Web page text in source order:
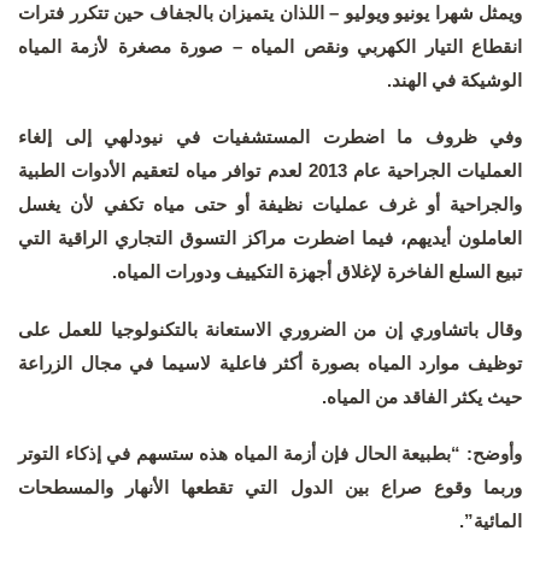
ويمثل شهرا يونيو ويوليو – اللذان يتميزان بالجفاف حين تتكرر فترات
انقطاع التيار الكهربي ونقص المياه – صورة مصغرة لأزمة المياه
الوشيكة في الهند.
وفي ظروف ما اضطرت المستشفيات في نيودلهي إلى إلغاء
العمليات الجراحية عام 2013 لعدم توافر مياه لتعقيم الأدوات الطبية
والجراحية أو غرف عمليات نظيفة أو حتى مياه تكفي لأن يغسل
العاملون أيديهم، فيما اضطرت مراكز التسوق التجاري الراقية التي
تبيع السلع الفاخرة لإغلاق أجهزة التكييف ودورات المياه.
وقال باتشاوري إن من الضروري الاستعانة بالتكنولوجيا للعمل على
توظيف موارد المياه بصورة أكثر فاعلية لاسيما في مجال الزراعة
حيث يكثر الفاقد من المياه.
وأوضح: “بطبيعة الحال فإن أزمة المياه هذه ستسهم في إذكاء التوتر
وربما وقوع صراع بين الدول التي تقطعها الأنهار والمسطحات
المائية”.